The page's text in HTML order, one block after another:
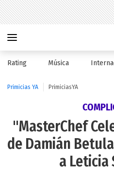
Rating Música
Primicias YA PrimiciasYA
"MasterChef
de Damián
a Leticia